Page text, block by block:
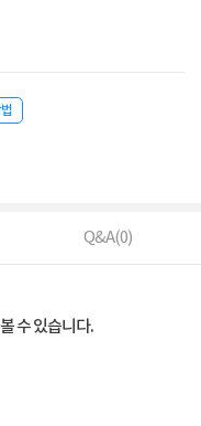
Q&A(0)
수 있습니다.